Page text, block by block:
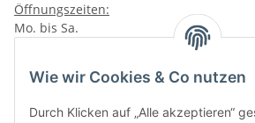
Wie wir Cookies & Co nutzen
Durch Klicken auf „Alle akzeptieren“
Öffnungszeiten:
Mo. bis Sa.
VAPERZ Vellmar
Lange Wender 7